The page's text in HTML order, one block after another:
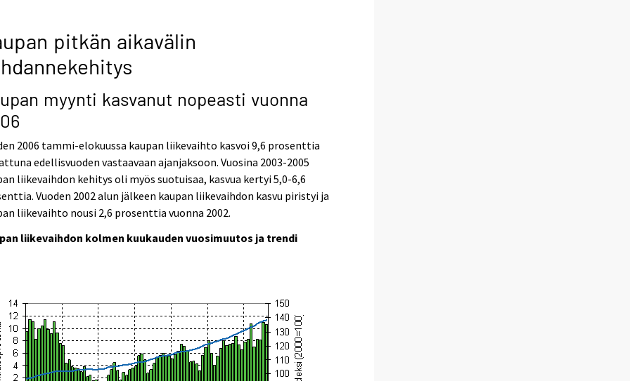
pitkän aikavälin
myynti kasvanut nopeasti vuonna
2006 tammi-elokuussa kaupan liikevaihto kasvoi 9,6 prosenttia
edellisvuoden vastaavaan ajanjaksoon. Vuosina 2003-2005
liikevaihdon kehitys oli myös suotuisaa, kasvua kertyi 5,0-6,6
Vuoden 2002 alun jälkeen kaupan liikevaihdon kasvu piristyi ja
liikevaihto nousi 2,6 prosenttia vuonna 2002.
liikevaihdon kolmen kuukauden vuosimuutos ja trendi